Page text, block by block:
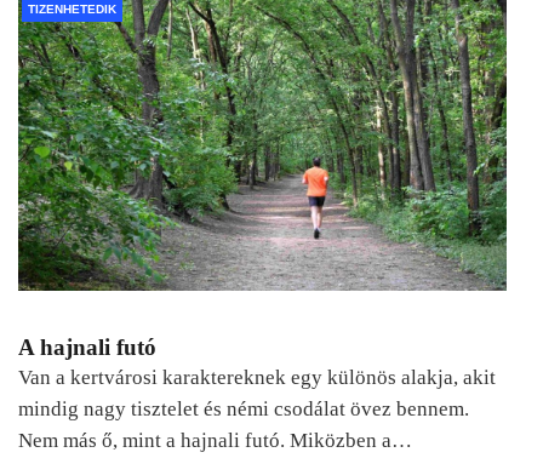
TIZENHETEDIK
A hajnali futó
Van a kertvárosi karaktereknek egy különös alakja, akit
mindig nagy tisztelet és némi csodálat övez bennem.
Nem más ő, mint a hajnali futó. Miközben a…